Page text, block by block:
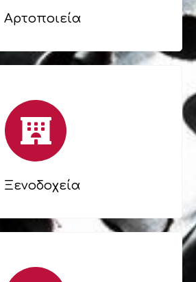
Αρτοποιεία
Ξενοδοχεία